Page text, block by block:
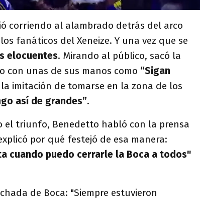
corriendo al alambrado detrás del arco
fanáticos del Xeneize. Y una vez que se
elocuentes. Mirando al público, sacó la
con unas de sus manos como “Sigan
la imitación de tomarse en la zona de los
así de grandes”.
el triunfo, Benedetto habló con la prensa
por qué festejó de esa manera:
cuando puedo cerrarle la Boca a todos"
de Boca: "Siempre estuvieron